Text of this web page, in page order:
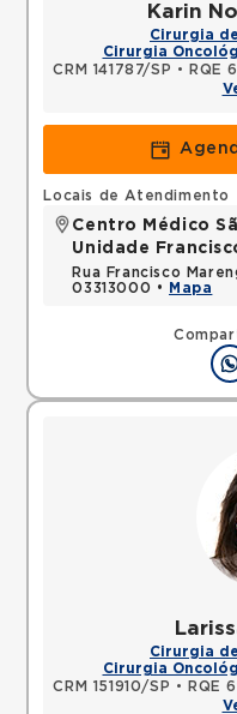
Karin
Cirurgia
Cirurgia
CRM 141787/SP •
RQE
Locais de Atendimento
Centro Médico
Unidade
Rua Francisco
03313000 •
Mapa
Cirurgia
Cirurgia
CRM 151910/SP • RQE